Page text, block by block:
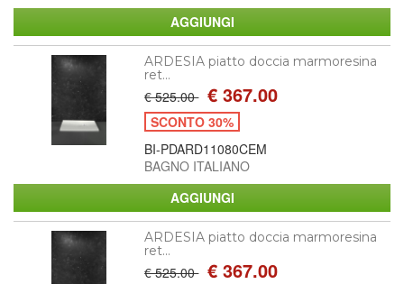
ARDESIA piatto doccia marmoresina
ret...
€ 525.00 € 367.00
SCONTO 30%
BI-PDARD11080CEM
BAGNO ITALIANO
ARDESIA piatto doccia marmoresina
ret...
€ 525.00 € 367.00